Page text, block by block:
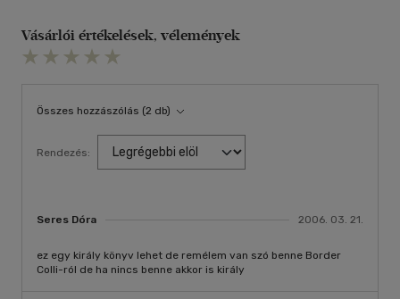
Vásárlói értékelések, vélemények
Összes hozzászólás (2 db)
Rendezés:
Seres Dóra 2006. 03. 21.
ez egy király könyv lehet de remélem van szó benne Border
Colli-ról de ha nincs benne akkor is király